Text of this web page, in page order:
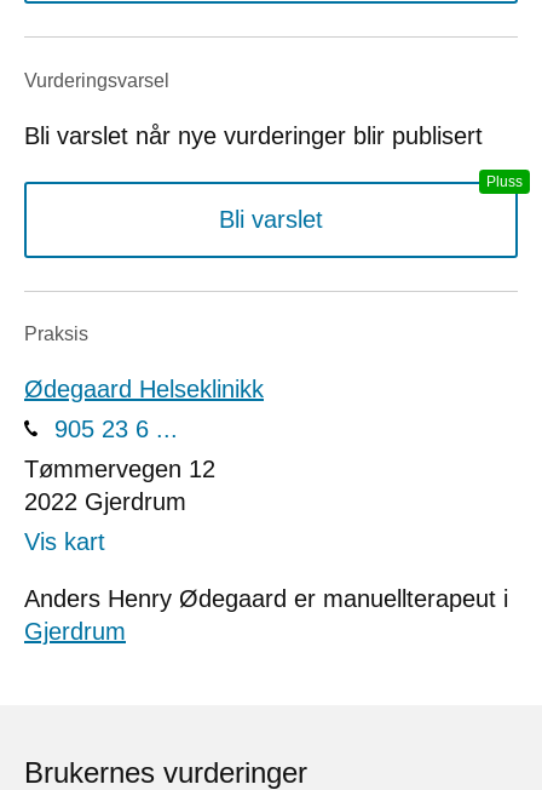
Vurderings­varsel
Bli varslet når nye vurderinger blir publisert
Bli varslet
Praksis
Ødegaard Helseklinikk
905 23 6 ...
Tømmervegen 12
2022 Gjerdrum
Vis kart
Anders Henry Ødegaard er manuellterapeut i
Gjerdrum
Brukernes vurderinger